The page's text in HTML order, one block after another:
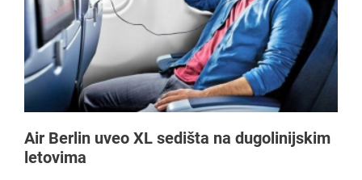
Air Berlin uveo XL sedišta na dugolinijskim
letovima